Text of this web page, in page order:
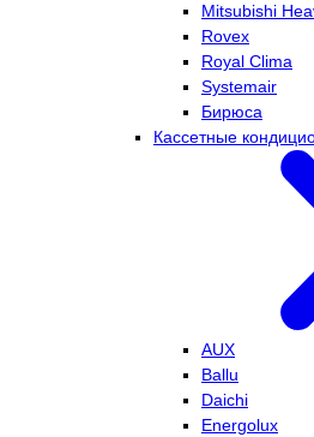
Mitsubishi
Rovex
Royal Clima
Systemair
Бирюса
Кассетные
AUX
Ballu
Daichi
Energolux